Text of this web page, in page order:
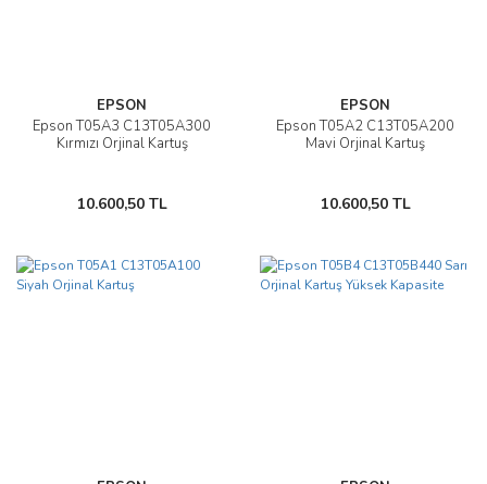
EPSON
Epson T05A3 C13T05A300
Kırmızı Orjinal Kartuş
10.600,50 TL
EPSON
Epson T05A2 C13T05A200
Mavi Orjinal Kartuş
10.600,50 TL